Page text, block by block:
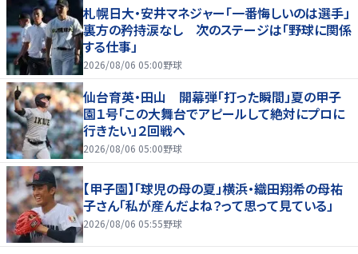
札幌日大・安井マネジャー「一番悔しいのは選手」
裏方の矜持涙なし 次のステージは「野球に関係
する仕事」
2026/08/06 05:00野球
仙台育英・田山 開幕弾「打った瞬間」夏の甲子
園１号「この大舞台でアピールして絶対にプロに
行きたい」２回戦へ
2026/08/06 05:00野球
【甲子園】「球児の母の夏」横浜・織田翔希の母祐
子さん「私が産んだよね？って思って見ている」
2026/08/06 05:55野球